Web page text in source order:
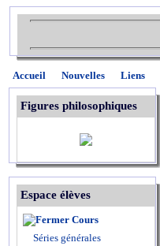
Accueil Nouvelles Liens
Figures philosophiques
Espace élèves
Cours
Séries générales